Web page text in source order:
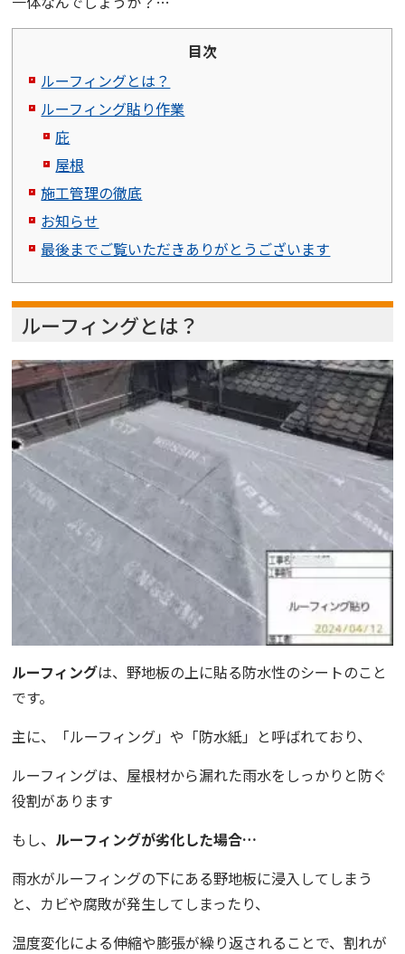
目次
ルーフィングとは？
ルーフィング貼り作業
庇
屋根
施工管理の徹底
お知らせ
最後までご覧いただきありがとうございます
ルーフィングとは？
ルーフィングは、野地板の上に貼る防水性のシートのこと
です。
主に、「ルーフィング」や「防水紙」と呼ばれており、
ルーフィングは、屋根材から漏れた雨水をしっかりと防ぐ
役割があります
もし、 ルーフィングが劣化した場合…
雨水がルーフィングの下にある野地板に浸入してしまう
と、 カビや腐敗が発生してしまったり、
温度変化による伸縮や膨張が繰り返されることで、割れが